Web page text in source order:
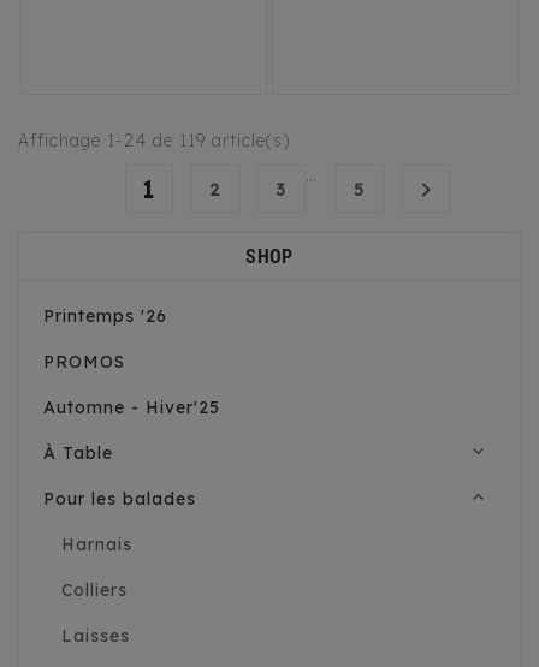
Affichage 1-24 de 119 article(s)
1 2 3
…
5 
SHOP
Printemps '26
PROMOS
Automne - Hiver'25
À Table expand_more
Pour les balades expand_less
Harnais
Colliers
Laisses